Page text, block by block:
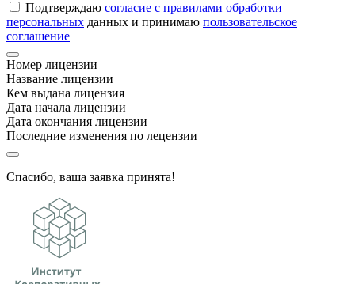
Подтверждаю согласие с правилами обработки
персональных данных и принимаю пользовательское
соглашение
Номер лицензии
Название лицензии
Кем выдана лицензия
Дата начала лицензии
Дата окончания лицензии
Последние изменения по лецензии
Спасибо, ваша заявка принята!